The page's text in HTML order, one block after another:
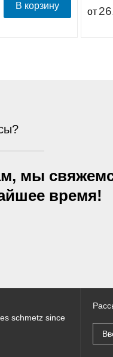
В корзину
от
мы
время!
schmetz since